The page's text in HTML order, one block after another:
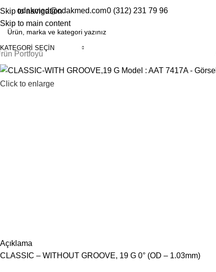
Skip to navigation
Skip to main content
ENTR odakmed@odakmed.com0 (312) 231 79 96
KATEGORI SEÇIN
Portfoyü
Click to enlarge
Açıklama
CLASSIC – WITHOUT GROOVE, 19 G 0° (OD – 1.03mm)